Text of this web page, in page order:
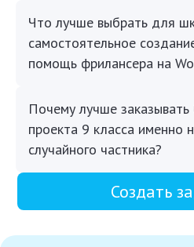
Что лучше выбрать для
самостоятельное
помощь фрилансера на
Почему лучше
проекта 9 класса именно
случайного частника?
Создать